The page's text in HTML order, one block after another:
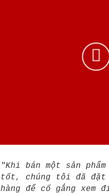
"Khi bán một sản
tốt, chúng tôi đã đặt
hàng để cố gắng